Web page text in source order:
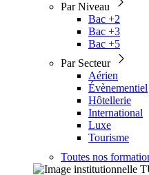
Par Niveau
Bac +2
Bac +3
Bac +5
Par Secteur
Aérien
Évènementiel
Hôtellerie
International
Luxe
Tourisme
Toutes nos